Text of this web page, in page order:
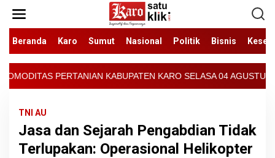
konten
Beranda
Karo Sumut Nasional Politik Bisnis
KARO SELASA 04 AGUSTUS 2026 - ARCIS
TNI AU
Jasa dan Sejarah Pengabdian Tidak
Terlupakan: Operasional Helikopter